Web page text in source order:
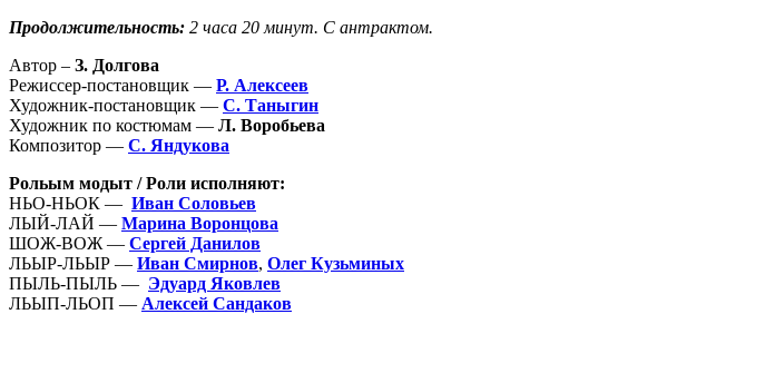
Продолжительность: 2 часа 20 минут. С антрактом.
Автор – З. Долгова
Режиссер-постановщик — Р. Алексеев
Художник-постановщик — С. Таныгин
Художник по костюмам — Л. Воробьева
Композитор — С. Яндукова
Рольым модыт / Роли исполняют:
НЬО-НЬОК — Иван Соловьев
ЛЫЙ-ЛАЙ — Марина Воронцова
ШОЖ-ВОЖ — Сергей Данилов
ЛЬЫР-ЛЬЫР — Иван Смирнов, Олег Кузьминых
ПЫЛЬ-ПЫЛЬ — Эдуард Яковлев
ЛЬЫП-ЛЬОП — Алексей Сандаков